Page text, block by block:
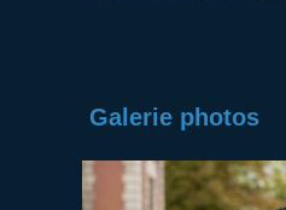
Galerie photos